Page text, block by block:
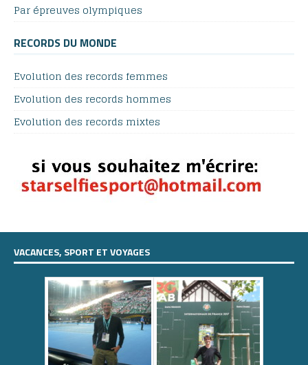
Par épreuves olympiques
RECORDS DU MONDE
Evolution des records femmes
Evolution des records hommes
Evolution des records mixtes
VACANCES, SPORT ET VOYAGES